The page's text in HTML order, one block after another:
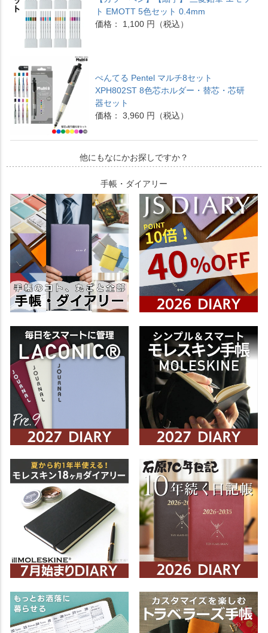
ト EMOTT 5色セット 0.4mm
価格： 1,100 円（税込）
ぺんてる Pentel マルチ8セット
XPH802ST 8色芯ホルダー・替芯・芯研
器セット
価格： 3,960 円（税込）
他にもなにかお探しですか？
手帳・ダイアリー